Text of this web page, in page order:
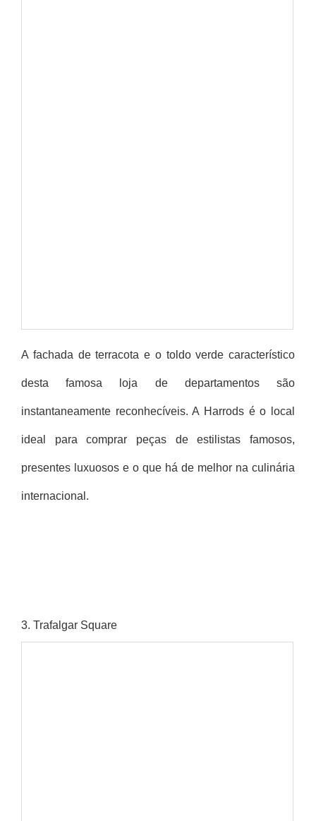
A fachada de terracota e o toldo verde característico
desta famosa loja de departamentos são
instantaneamente reconhecíveis. A Harrods é o local
ideal para comprar peças de estilistas famosos,
presentes luxuosos e o que há de melhor na culinária
internacional.
3. Trafalgar Square